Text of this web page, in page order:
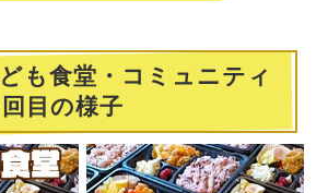
も食堂・コミュニティ
目の様子